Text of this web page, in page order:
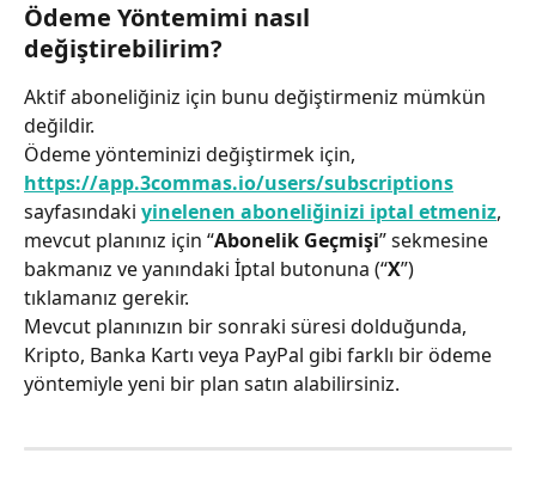
Ödeme Yöntemimi nasıl
değiştirebilirim?
Aktif aboneliğiniz için bunu değiştirmeniz mümkün
değildir.
Ödeme yönteminizi değiştirmek için,
https://app.3commas.io/users/subscriptions
sayfasındaki yinelenen aboneliğinizi iptal etmeniz,
mevcut planınız için “Abonelik Geçmişi” sekmesine
bakmanız ve yanındaki İptal butonuna (“X”)
tıklamanız gerekir.
Mevcut planınızın bir sonraki süresi dolduğunda,
Kripto, Banka Kartı veya PayPal gibi farklı bir ödeme
yöntemiyle yeni bir plan satın alabilirsiniz.